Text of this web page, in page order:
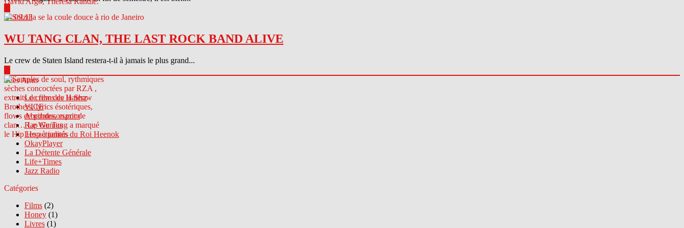
04.09.13
WU TANG CLAN, THE LAST ROCK BAND ALIVE
Le crew de Staten Island restera-t-il à jamais le plus grand...
Sites Amis
Le crew des Haterz
VICE
Abcdrduson.com
Rap Genius
Les actualités du Roi Heenok
OkayPlayer
La Détente Générale
Life+Times
Jazz Radio
Catégories
Films (2)
Honey (1)
Livres (1)